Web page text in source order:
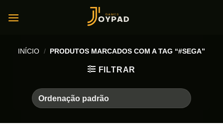
INÍCIO / PRODUTOS MARCADOS COM A TAG “#SEGA”
FILTRAR